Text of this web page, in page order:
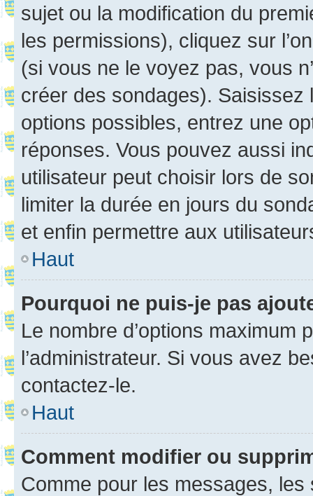
sujet ou la modification du
les permissions), cliquez sur
(si vous ne le voyez pas, vous
créer des sondages).
options possibles, entrez une
réponses. Vous pouvez aussi
utilisateur peut choisir lors de
limiter la durée en jours du
et enfin permettre aux
Haut
Pourquoi ne puis-je pas
Le nombre d’options maximum
l’administrateur. Si vous avez
contactez-le.
Haut
Comment modifier ou
Comme pour les messages,